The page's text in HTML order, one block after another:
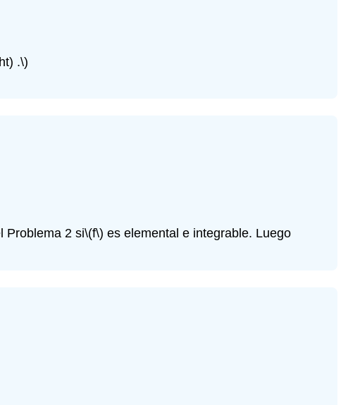
Ejercicio\
.\)
Problema 2 si\(f\) es elemental e integrable. Luego